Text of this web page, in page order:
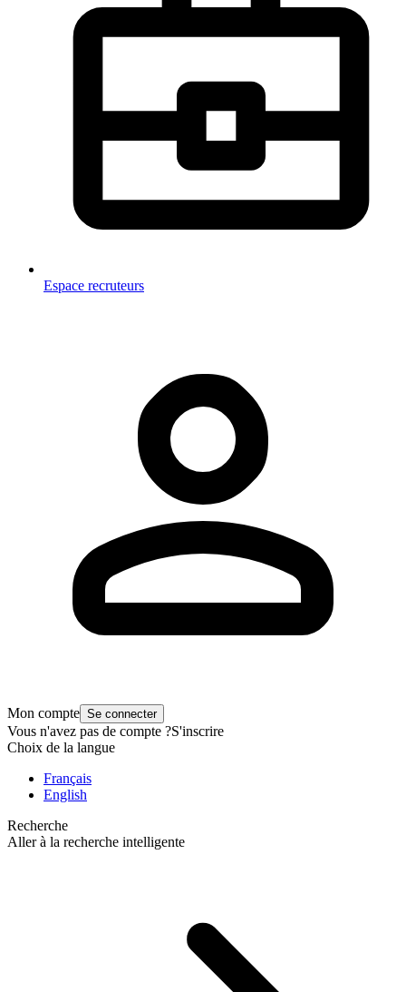
Espace recruteurs
Mon compte Se connecter
Vous n'avez pas de compte ?S'inscrire
Choix de la langue
Français
English
Recherche
Aller à la recherche intelligente